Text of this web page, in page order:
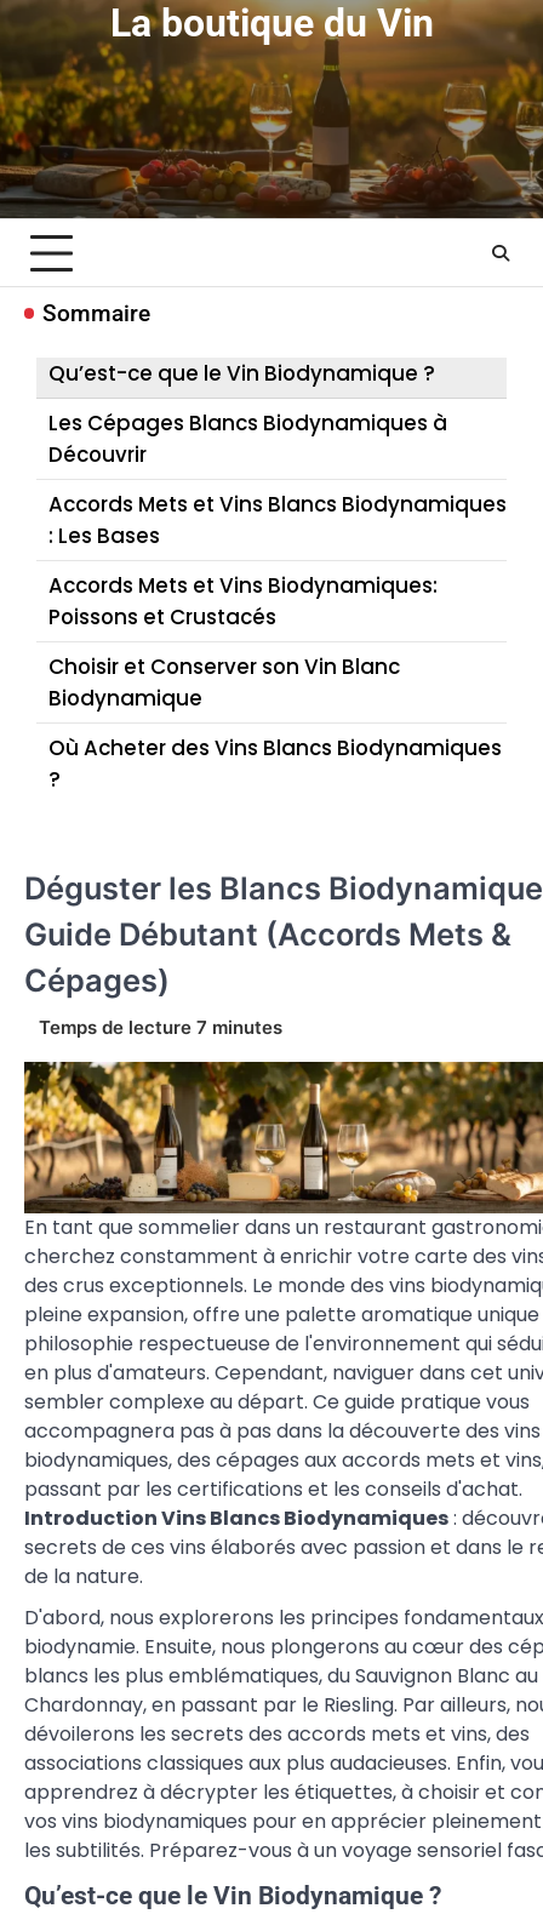
Skip
to
content
La boutique du Vin
Déguster les Blancs
Guide Débutant (Accords Mets &
Cépages)
En tant que sommelier dans un restaurant
cherchez constamment à enrichir votre carte des
des crus exceptionnels. Le monde des vins
pleine expansion, offre une palette aromatique
philosophie respectueuse de l'environnement qui
en plus d'amateurs. Cependant, naviguer dans cet
sembler complexe au départ. Ce guide pratique vous
accompagnera pas à pas dans la découverte des
biodynamiques, des cépages aux accords mets et
passant par les certifications et les conseils d'achat.
Introduction Vins Blancs Biodynamiques:
secrets de ces vins élaborés avec passion et dans le
de la nature.
D'abord, nous explorerons les principes
biodynamie. Ensuite, nous plongerons au cœur des
blancs les plus emblématiques, du Sauvignon Blanc au
Chardonnay, en passant par le Riesling. Par ailleurs,
dévoilerons les secrets des accords mets et vins, des
associations classiques aux plus audacieuses. Enfin,
apprendrez à décrypter les étiquettes, à choisir et
vos vins biodynamiques pour en apprécier
les subtilités. Préparez-vous à un voyage sensoriel
Qu’est-ce que le Vin Biodynamique ?
Sommaire
Qu’est-ce que le Vin Biodynamique ?
Les Cépages Blancs Biodynamiques à
Découvrir
Accords Mets et Vins Blancs Biodynamiques
: Les Bases
Accords Mets et Vins Biodynamiques:
Poissons et Crustacés
Choisir et Conserver son Vin Blanc
Biodynamique
Où Acheter des Vins Blancs Biodynamiques
?